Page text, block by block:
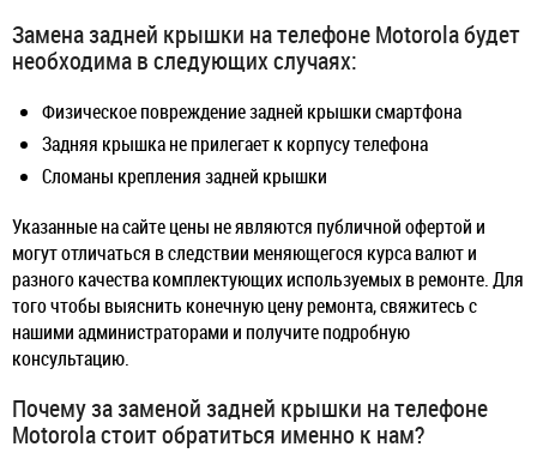
Замена задней крышки на телефоне Motorola будет
необходима в следующих случаях:
Физическое повреждение задней крышки смартфона
Задняя крышка не прилегает к корпусу телефона
Сломаны крепления задней крышки
Указанные на сайте цены не являются публичной офертой и
могут отличаться в следствии меняющегося курса валют и
разного качества комплектующих используемых в ремонте. Для
того чтобы выяснить конечную цену ремонта, свяжитесь с
нашими администраторами и получите подробную
консультацию.
Почему за заменой задней крышки на телефоне
Motorola стоит обратиться именно к нам?